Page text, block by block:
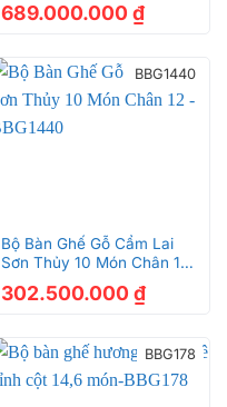
– BBG599ATR
689.000.000 ₫
BBG1440
Bộ Bàn Ghế Gỗ Cẩm Lai
Sơn Thủy 10 Món Chân 12
302.500.000 ₫
BBG178